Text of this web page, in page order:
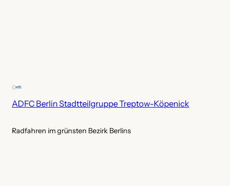
ADFC Berlin Stadtteilgruppe Treptow-Köpenick
Radfahren im grünsten Bezirk Berlins